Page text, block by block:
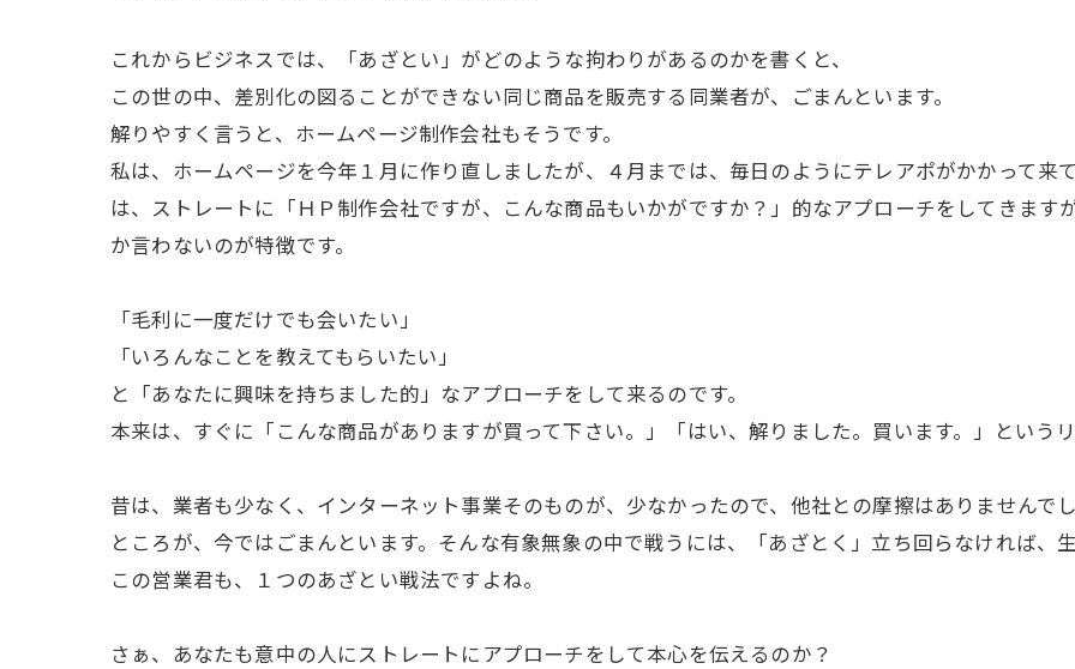
これからビジネスでは、「あざとい」がどのような拘わりがあるのかを書くと、
この世の中、差別化の図ることができない同じ商品を販売する同業者が、ごまんといます。
解りやすく言うと、ホームページ制作会社もそうです。
私は、ホームページを今年１月に作り直しましたが、４月までは、毎日のようにテレアポがかかって来
は、ストレートに「ＨＰ制作会社ですが、こんな商品もいかがですか？」的なアプローチをしてきま
か言わないのが特徴です。
「毛利に一度だけでも会いたい」
「いろんなことを教えてもらいたい」
と「あなたに興味を持ちました的」なアプローチをして来るのです。
本来は、すぐに「こんな商品がありますが買って下さい。」「はい、解りました。買います。」という
昔は、業者も少なく、インターネット事業そのものが、少なかったので、他社との摩擦はありませんで
ところが、今ではごまんといます。そんな有象無象の中で戦うには、「あざとく」立ち回らなければ、
この営業君も、１つのあざとい戦法ですよね。
さぁ、あなたも意中の人にストレートにアプローチをして本心を伝えるのか？